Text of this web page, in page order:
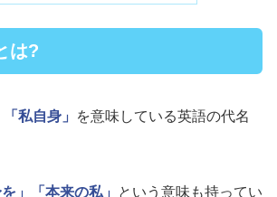
は?
「私自身」
を意味している英語の代名
」 「本来の私」
という意味も持ってい